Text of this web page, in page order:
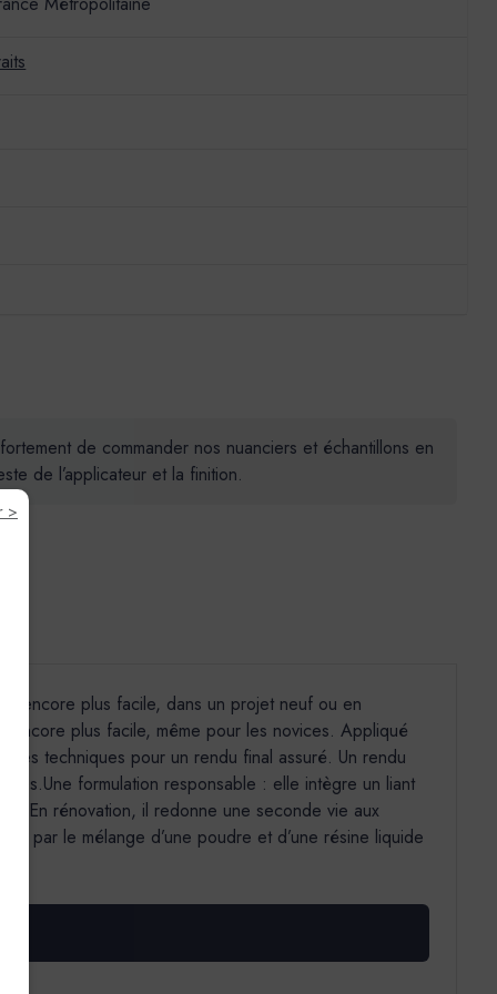
de commander nos nuanciers et échantillons en
de l’applicateur et la finition.
encore plus facile, dans un projet neuf ou en
encore plus facile, même pour les novices. Appliqué
techniques pour un rendu final assuré. Un rendu
formulation responsable : elle intègre un liant
En rénovation, il redonne une seconde vie aux
par le mélange d’une poudre et d’une résine liquide
>